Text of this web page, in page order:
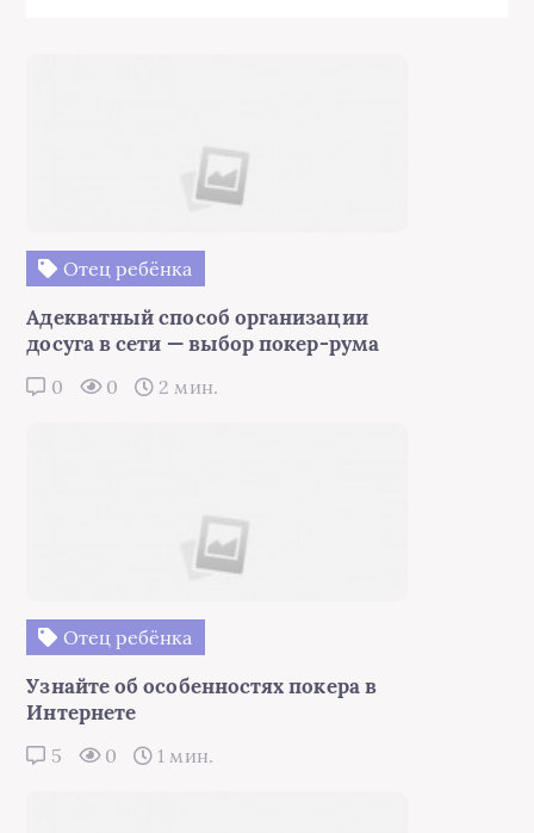
Отец ребёнка
Адекватный способ организации
досуга в сети — выбор покер-рума
0 0 2 мин.
Отец ребёнка
Узнайте об особенностях покера в
Интернете
5 0 1 мин.